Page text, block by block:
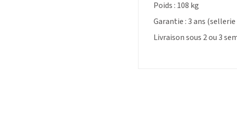
Poids : 108 kg
Garantie : 3 ans (sellerie
Livraison sous 2 ou 3